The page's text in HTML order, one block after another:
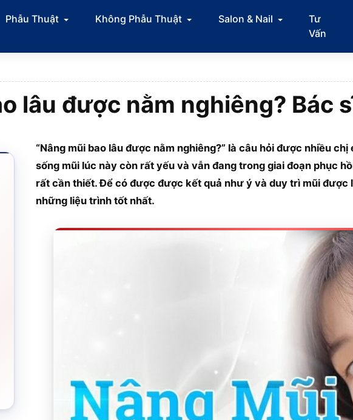
Phẫu Thuật Không Phẫu Thuật Salon & Nail
Tư
Vấn
lâu được nằm nghiêng? Bác
“Nâng mũi bao lâu được nằm nghiêng?” là câu hỏi được nhiều
sống mũi lúc này còn rất yếu và vẫn đang trong giai đoạn phục
rất cần thiết. Để có được được kết quả như ý và duy trì mũi
những liệu trình tốt nhất.